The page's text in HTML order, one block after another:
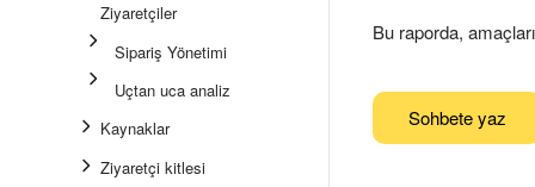
Ziyaretçiler
Sipariş Yönetimi
Uçtan uca analiz
Kaynaklar
Ziyaretçi kitlesi
Bu raporda,
Sohbete yaz